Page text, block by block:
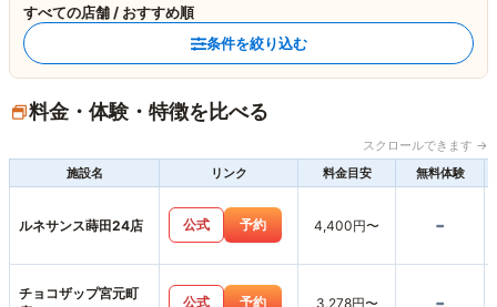
すべての店舗 / おすすめ順
条件を絞り込む
料金・体験・特徴を比べる
スクロールできます →
施設名
リンク 料金目安 無料体験
ルネサンス蒔田24店 公式 予約 4,400円〜 -
チョコザップ宮元町
公式 予約 3,278円〜